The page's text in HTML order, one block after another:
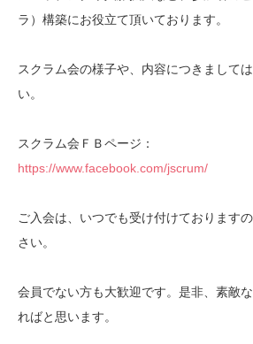
ラ）構築にお役立て頂いております。
スクラム会の様子や、内容につきまして
い。
スクラム会ＦＢページ：
https://www.facebook.com/jscrum/
ご入会は、いつでも受け付けております
さい。
会員でない方も大歓迎です。是非、素敵
ればと思います。